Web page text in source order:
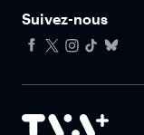
Suivez-nous